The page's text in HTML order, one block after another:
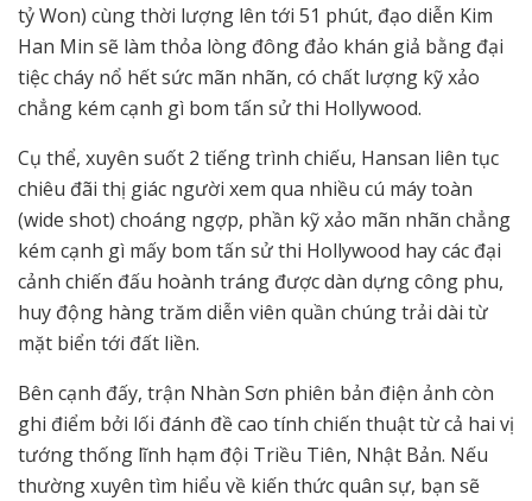
tỷ Won) cùng thời lượng lên tới 51 phút, đạo diễn Kim
Han Min sẽ làm thỏa lòng đông đảo khán giả bằng đại
tiệc cháy nổ hết sức mãn nhãn, có chất lượng kỹ xảo
chẳng kém cạnh gì bom tấn sử thi Hollywood.
Cụ thể, xuyên suốt 2 tiếng trình chiếu, Hansan liên tục
chiêu đãi thị giác người xem qua nhiều cú máy toàn
(wide shot) choáng ngợp, phần kỹ xảo mãn nhãn chẳng
kém cạnh gì mấy bom tấn sử thi Hollywood hay các đại
cảnh chiến đấu hoành tráng được dàn dựng công phu,
huy động hàng trăm diễn viên quần chúng trải dài từ
mặt biển tới đất liền.
Bên cạnh đấy, trận Nhàn Sơn phiên bản điện ảnh còn
ghi điểm bởi lối đánh đề cao tính chiến thuật từ cả hai vị
tướng thống lĩnh hạm đội Triều Tiên, Nhật Bản. Nếu
thường xuyên tìm hiểu về kiến thức quân sự, bạn sẽ